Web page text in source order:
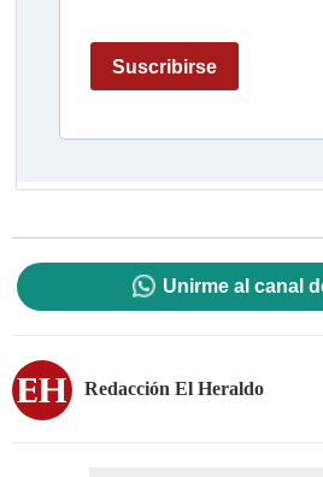
Unirme al canal
Redacción El Heraldo